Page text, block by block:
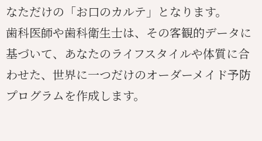
なただけの「お口のカルテ」となります。
歯科医師や歯科衛生士は、その客観的データに
基づいて、あなたのライフスタイルや体質に合
わせた、世界に一つだけのオーダーメイド予防
プログラムを作成します。